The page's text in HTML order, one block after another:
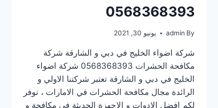
0568368393
By
admin يونيو 30, 2021
شركة اضواء الخليج في دبي و الشارقة شركة
مكافحة الحشرات 0568368393 شركة اضواء
الخليج في دبي و الشارقة تعتبر شركتنا الاولي و
الرائدة مجال مكافحة الحشرات في الامارات ، نوفر
لكم افضل الادوات و الاجهزة الحديثة في مكافحة و